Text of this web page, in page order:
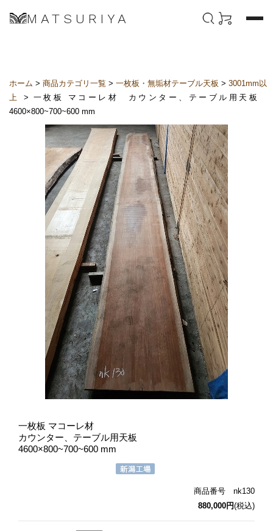
MATSURIYA
ホーム > 商品カテゴリ一覧 > 一枚板・無垢材テーブル天板 > 3001mm以
上
> 一枚板 マコーレ材 カウンター、テーブル用天板
4600×800~700~600 mm
一枚板 マコーレ材
カウンター、テーブル用天板
4600×800~700~600 mm
商品番号 nk130
880,000円(税込)